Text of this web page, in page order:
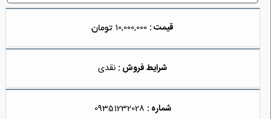
قیمت :
شرایط فروش : نقدی
شماره : 09351232028